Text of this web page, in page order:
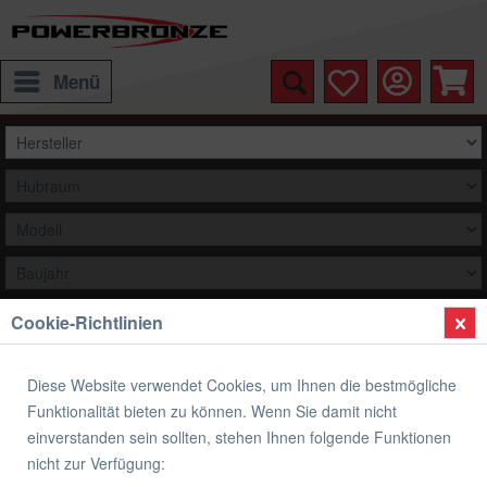
Menü
Auswählen
Elektrik
Scheinwerfer
Cookie-Richtlinien
Diese Website verwendet Cookies, um Ihnen die bestmögliche
Funktionalität bieten zu können. Wenn Sie damit nicht
einverstanden sein sollten, stehen Ihnen folgende Funktionen
nicht zur Verfügung: